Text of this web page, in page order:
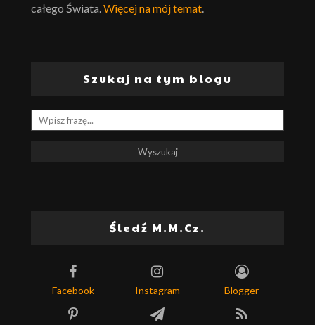
całego Świata.Więcej na mój temat.
Szukaj na tym blogu
Śledź M.M.Cz.
Facebook Instagram Blogger